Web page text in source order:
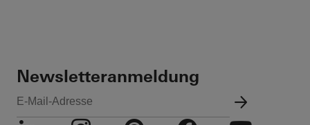
Newsletteranmeldung